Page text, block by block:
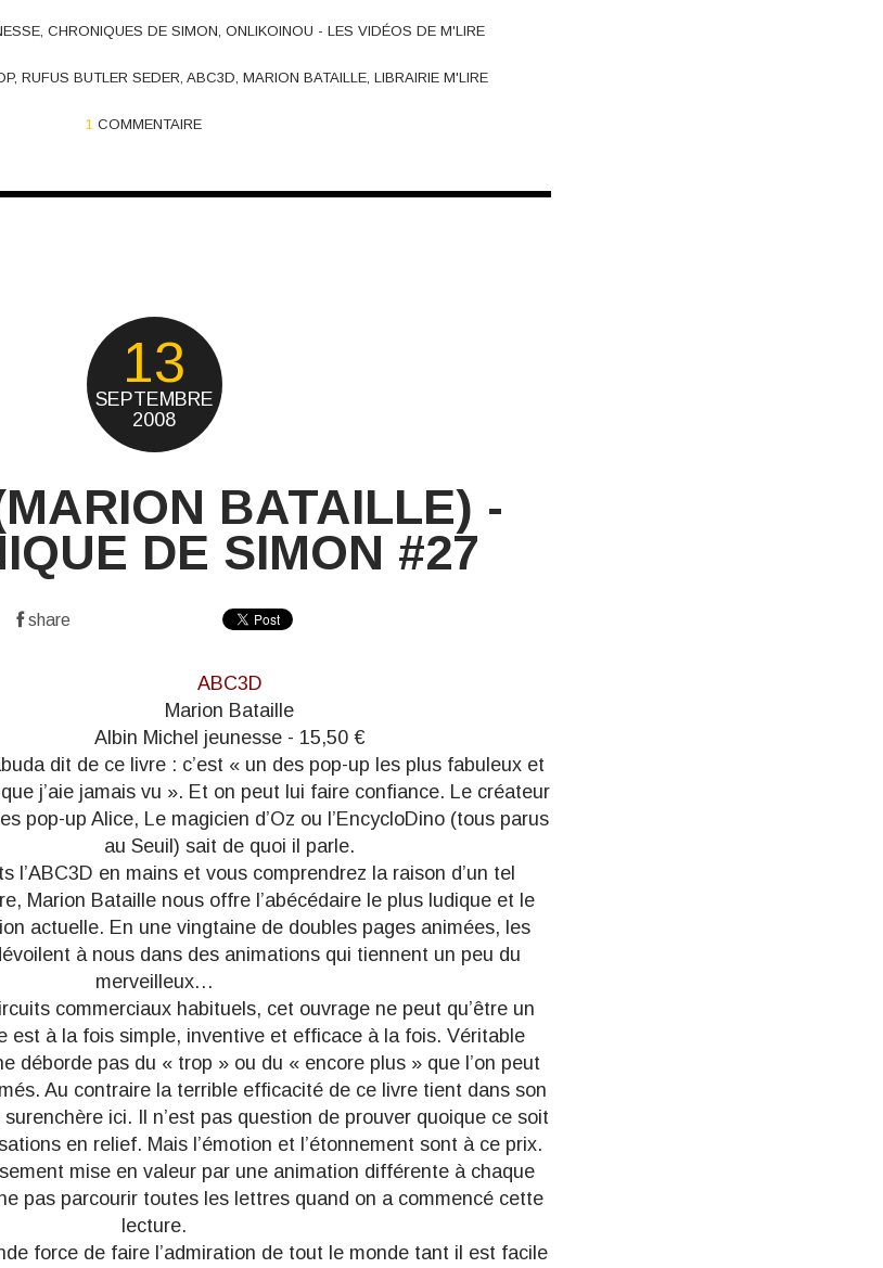
, CHRONIQUES DE SIMON ONLIKOINOU - LES VIDÉOS DE M'LIRE
, RUFUS BUTLER SEDER ABC3D MARION BATAILLE LIBRAIRIE M'LIRE
1 COMMENTAIRE
13
SEPTEMBRE
2008
BATAILLE) -
DE SIMON #27
share
ABC3D
Marion Bataille
Albin Michel jeunesse - 15,50 €
dit de ce livre : c’est « un des pop-up les plus fabuleux et
j’aie jamais vu ». Et on peut lui faire confiance. Le créateur
pop-upAlice, Le magicien d’Oz ou l’EncycloDino (tous parus
au Seuil) sait de quoi il parle.
l’ABC3D en mains et vous comprendrez la raison d’un tel
Marion Bataille nous offre l’abécédaire le plus ludique et le
actuelle. En une vingtaine de doubles pages animées, les
à nous dans des animations qui tiennent un peu du
merveilleux…
commerciaux habituels, cet ouvrage ne peut qu’être un
est à la fois simple, inventive et efficace à la fois. Véritable
déborde pas du « trop » ou du « encore plus » que l’on peut
Au contraire la terrible efficacité de ce livre tient dans son
ici. Il n’est pas question de prouver quoique ce soit
en relief. Mais l’émotion et l’étonnement sont à ce prix.
mise en valeur par une animation différente à chaque
pas parcourir toutes les lettres quand on a commencé cette
lecture.
force de faire l’admiration de tout le monde tant il est facile